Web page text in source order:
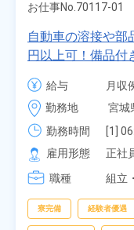
お仕事No. 70117-01
自動車の溶接や部
円以上可！備品付
社負担★人気の土
車・バイク通勤可
応募OK★《宮城
給与
月収
時給
勤務地
宮城
勤務時間
[1]
[2]
[3]
[4]
雇用形態
正社
職種
組立
寮完備 経験者優遇